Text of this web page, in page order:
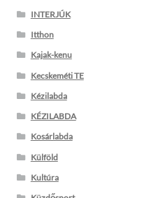
INTERJÚK
Itthon
Kajak-kenu
Kecskeméti TE
Kézilabda
KÉZILABDA
Kosárlabda
Külföld
Kultúra